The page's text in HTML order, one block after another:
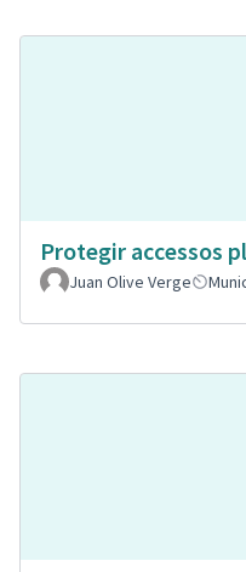
Protegir accessos
Juan Olive Verge